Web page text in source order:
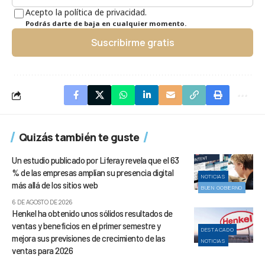
Acepto la política de privacidad.
Podrás darte de baja en cualquier momento.
Suscribirme gratis
Quizás también te guste
NOTICIAS
BUEN GOBIERNO
Un estudio publicado por Liferay revela que el 63
% de las empresas amplían su presencia digital
más allá de los sitios web
6 DE AGOSTO DE 2026
DESTACADO
NOTICIAS
Henkel ha obtenido unos sólidos resultados de
ventas y beneficios en el primer semestre y
mejora sus previsiones de crecimiento de las
ventas para 2026